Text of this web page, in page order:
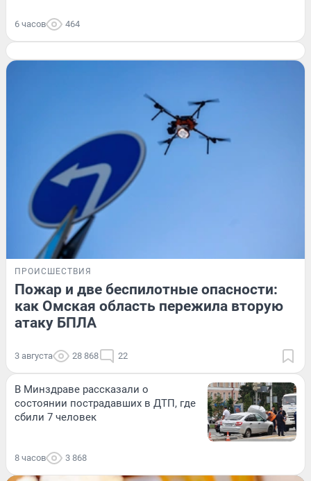
6 часов 464
ПРОИСШЕСТВИЯ
Пожар и две беспилотные опасности:
как Омская область пережила вторую
атаку БПЛА
3 августа 28 868 22
В Минздраве рассказали о
состоянии пострадавших в ДТП, где
сбили 7 человек
8 часов 3 868